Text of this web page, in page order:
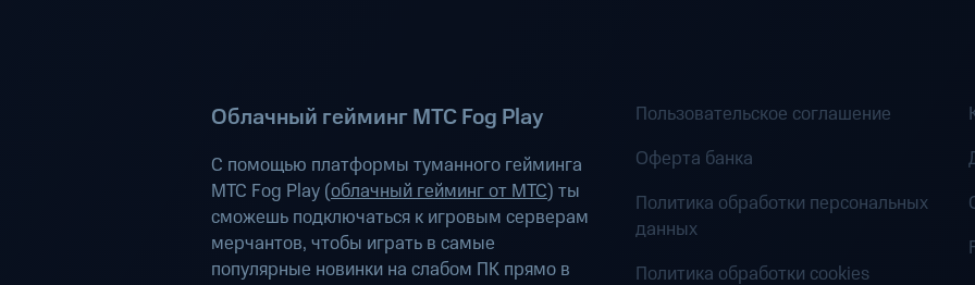
Облачный гейминг МТС Fog Play
С помощью платформы туманного гейминга
МТС Fog Play (облачный гейминг от МТС) ты
сможешь подключаться к игровым серверам
мерчантов, чтобы играть в самые
популярные новинки на слабом ПК прямо в
Пользовательское соглашение
Оферта банка
Политика обработки персональных
данных
Политика обработки cookies